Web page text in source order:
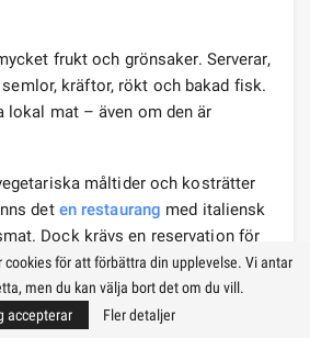
frukt och grönsaker. Serverar,
kräftor, rökt och bakad fisk.
lokal mat – även om den är
måltider och kosträtter
det en restaurang med italiensk
Dock krävs en reservation för
tillhandahålls också:
med turkiska motiv, miniklubb.
animatörer. Det finns den
cookies för att förbättra din upplevelse. Vi antar
men du kan välja bort det om du vill.
accepterar
Fler detaljer